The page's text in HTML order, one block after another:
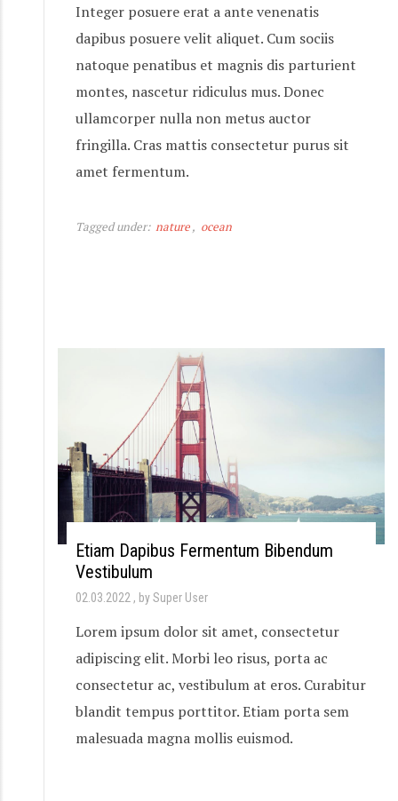
Integer posuere erat a ante venenatis
dapibus posuere velit aliquet. Cum sociis
natoque penatibus et magnis dis parturient
montes, nascetur ridiculus mus. Donec
ullamcorper nulla non metus auctor
fringilla. Cras mattis consectetur purus sit
amet fermentum.
Tagged under: nature ocean
Etiam Dapibus Fermentum Bibendum
Vestibulum
02.03.2022 by Super User
Lorem ipsum dolor sit amet, consectetur
adipiscing elit. Morbi leo risus, porta ac
consectetur ac, vestibulum at eros. Curabitur
blandit tempus porttitor. Etiam porta sem
malesuada magna mollis euismod.